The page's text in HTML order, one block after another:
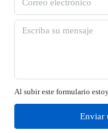
Al subir este formulario
Enviar